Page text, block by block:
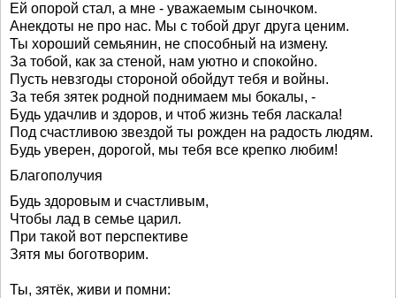
Ей опорой стал, а мне - уважаемым сыночком.
Анекдоты не про нас. Мы с тобой друг друга ценим.
Ты хороший семьянин, не способный на измену.
За тобой, как за стеной, нам уютно и спокойно.
Пусть невзгоды стороной обойдут тебя и войны.
За тебя зятек родной поднимаем мы бокалы, -
Будь удачлив и здоров, и чтоб жизнь тебя ласкала!
Под счастливою звездой ты рожден на радость людям.
Будь уверен, дорогой, мы тебя все крепко любим!
Благополучия
Будь здоровым и счастливым,
Чтобы лад в семье царил.
При такой вот перспективе
Зятя мы боготворим.
Ты, зятёк, живи и помни: